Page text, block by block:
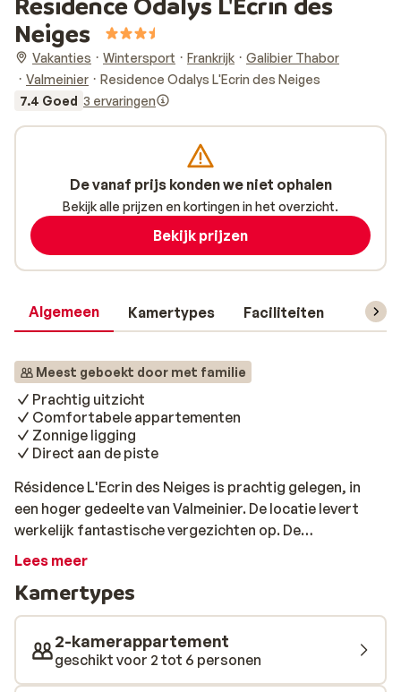
Neiges
Vakanties Wintersport Frankrijk
Galibier Thabor
Valmeinier
Residence Odalys L'Ecrin des Neiges
7.4 Goed 3 ervaringen
Algemeen Kamertypes Faciliteiten
Meest geboekt door met familie
Prachtig uitzicht
Comfortabele appartementen
Zonnige ligging
Direct aan de piste
Résidence L'Ecrin des Neiges is prachtig gelegen, in
een hoger gedeelte van Valmeinier. De locatie levert
werkelijk fantastische vergezichten op. De
comfortabele appartementen zijn knus ingericht met
van het complex, waardoor je 's morgens zo je ski's
kunt onderbinden en het mooie skigebied kunt gaan
verkennen. De appartementen zijn comfortabel en
knus ingericht. Het gezellige centrum van Valmeinier
biedt genoeg mogelijkheden voor een leuke avond. De
Lees meer
Kamertypes
2-kamerappartement
geschikt voor 2 tot 6 personen
De vanaf prijs konden we niet ophalen
Bekijk alle prijzen en kortingen in het overzicht.
Bekijk prijzen